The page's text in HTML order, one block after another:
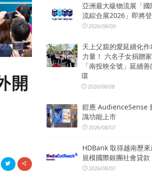
開
亞洲最大級物流展「國
流綜合展2026」即將
2026/08/09
天上父親的愛延續化作
力量！ 六名子女捐贈
「南投映全號」延續
環
2026/08/08
鎧應 AudienceSense
識功能上市
2026/08/07
HDBank 取得越南歷來
規模國際銀團社會貸款
2026/08/07